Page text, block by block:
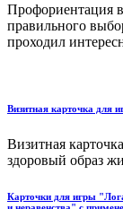
Профориентация
правильного
проходил
Визитная карточка для
Визитная
здоровый образ
Карточки для игры
и неравенства" с